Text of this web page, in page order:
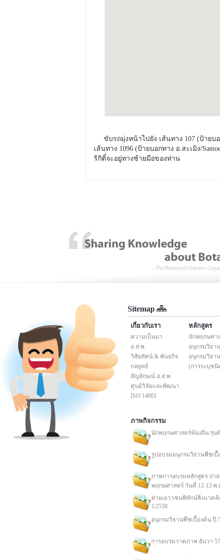
ขับรถมุ่งหน้าไปยัง เส้นทาง 107 (ป้ายบอ
เส้นทาง 1096 (ป้ายบอกทาง อ.สะเมิง/
ริกิติ์จะอยู่ทางซ้ายมือของท่าน
Sitemap
เกี่ยวกับเรา
ความเป็นมา
อ.ส.พ.
วิสัยทัศน์ & พันธกิจ
กลยุทธ์
สัญลักษณ์ อ.ส.พ.
ศูนย์วิจัยและพัฒนา
ISO 14001
หลักสูตร
นักพฤกษศา
อนุกรมวิธา
อนุกรมวิธา
(การระบุช
ภาพกิจกรรม
นักพฤกษศาสตร์ท้องถิ่น รุ่น
รูปอบรมอนุกรมวิธานพืชเบื้
ภาพการอบรมหลักสูตร ถ่า
พฤกษศาสตร์ วันที่ 12-13 พ.
ค่ายเยาวชนพิทักษ์สิ่งแวด
1/2558
อนุกรมวิธานพืชเบื้องต้น ปี
การอบรมวาดภาพ ธันวา 57